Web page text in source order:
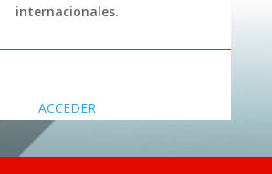
internacionales.
ACCEDER